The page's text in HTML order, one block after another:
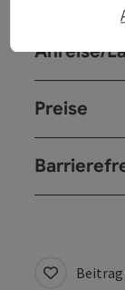
Anreise/
Preise